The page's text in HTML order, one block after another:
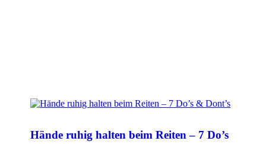
Hände ruhig halten beim Reiten – 7 Do’s